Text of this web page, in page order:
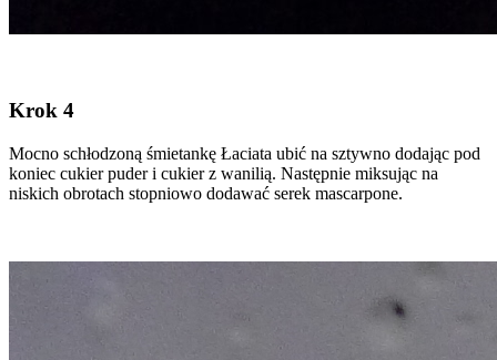
Krok 4
Mocno schłodzoną śmietankę Łaciata ubić na sztywno dodając pod
koniec cukier puder i cukier z wanilią. Następnie miksując na
niskich obrotach stopniowo dodawać serek mascarpone.